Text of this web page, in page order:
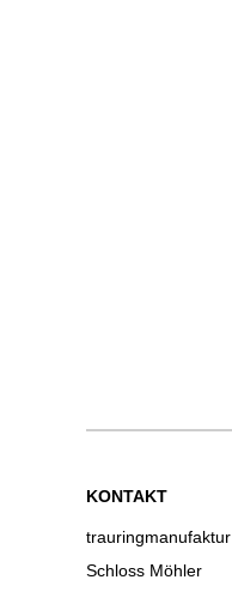
KONTAKT
trauringmanufaktur
Schloss Möhler